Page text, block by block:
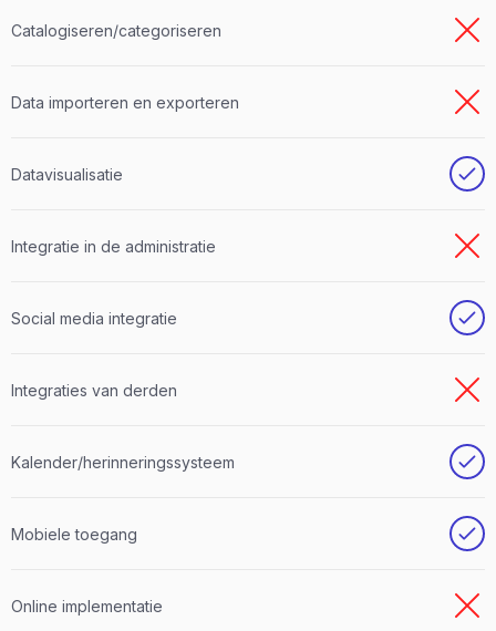
Catalogiseren/categoriseren
Data importeren en exporteren
Datavisualisatie
Integratie in de administratie
Social media integratie
Integraties van derden
Kalender/herinneringssysteem
Mobiele toegang
Online implementatie